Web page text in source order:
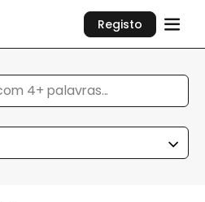
Registo
4+ palavras...